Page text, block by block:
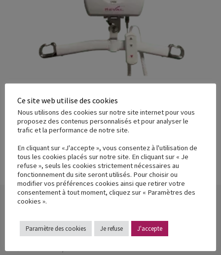
Moteur fixe décrochable CP200
Contactez-nous
Lundi - Vendredi
Ce site web utilise des cookies
Nous utilisons des cookies sur notre site internet pour vous
proposez des contenus personnalisés et pour analyser le
trafic et la performance de notre site.
En cliquant sur «J'accepte », vous consentez à l'utilisation de
tous les cookies placés sur notre site. En cliquant sur « Je
refuse », seuls les cookies strictement nécessaires au
fonctionnement du site seront utilisés. Pour choisir ou
modifier vos préférences cookies ainsi que retirer votre
consentement à tout moment, cliquez sur « Paramètres des
cookies ».
Paramètre des cookies Je refuse J'accepte